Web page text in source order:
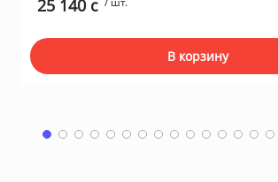
25 140 c
В корзину